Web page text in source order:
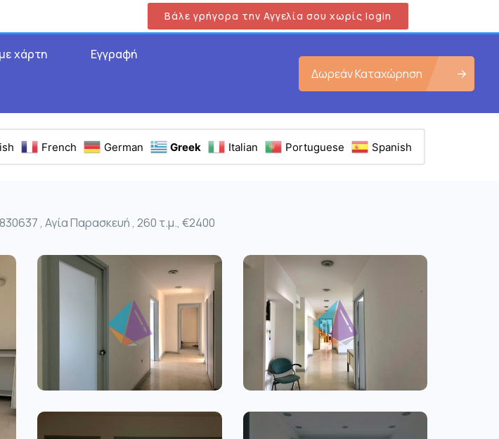
Βάλε γρήγορα την Αγγελία σου χωρίς login
χάρτη Εγγραφή
Δωρεάν Καταχώρηση
French German Greek Italian Portuguese Spanish
, Αγία Παρασκευή , 260 τ.μ., €2400